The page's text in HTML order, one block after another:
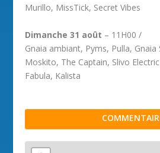
Murillo, MissTick, Secret Vibes
Dimanche 31 août – 11H00 /
Gnaia ambiant, Pyms, Pulla, Gnaia
Moskito, The Captain, Slivo
Fabula, Kalista